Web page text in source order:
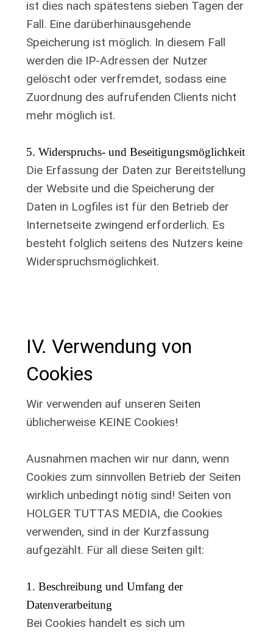
ist dies nach spätestens sieben Tagen der
Fall. Eine darüberhinausgehende
Speicherung ist möglich. In diesem Fall
werden die IP-Adressen der Nutzer
gelöscht oder verfremdet, sodass eine
Zuordnung des aufrufenden Clients nicht
mehr möglich ist.
5. Widerspruchs- und Beseitigungsmöglichkeit
Die Erfassung der Daten zur Bereitstellung
der Website und die Speicherung der
Daten in Logfiles ist für den Betrieb der
Internetseite zwingend erforderlich. Es
besteht folglich seitens des Nutzers keine
Widerspruchsmöglichkeit.
IV. Verwendung von
Cookies
Wir verwenden auf unseren Seiten
üblicherweise KEINE Cookies!
Ausnahmen machen wir nur dann, wenn
Cookies zum sinnvollen Betrieb der Seiten
wirklich unbedingt nötig sind! Seiten von
HOLGER TUTTAS MEDIA, die Cookies
verwenden, sind in der Kurzfassung
aufgezählt. Für all diese Seiten gilt:
1. Beschreibung und Umfang der
Datenverarbeitung
Bei Cookies handelt es sich um